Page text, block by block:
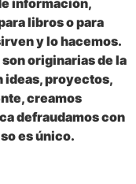
información,
libros o para
y lo hacemos.
originarias de la
ideas, proyectos,
creamos
defraudamos con
es único.